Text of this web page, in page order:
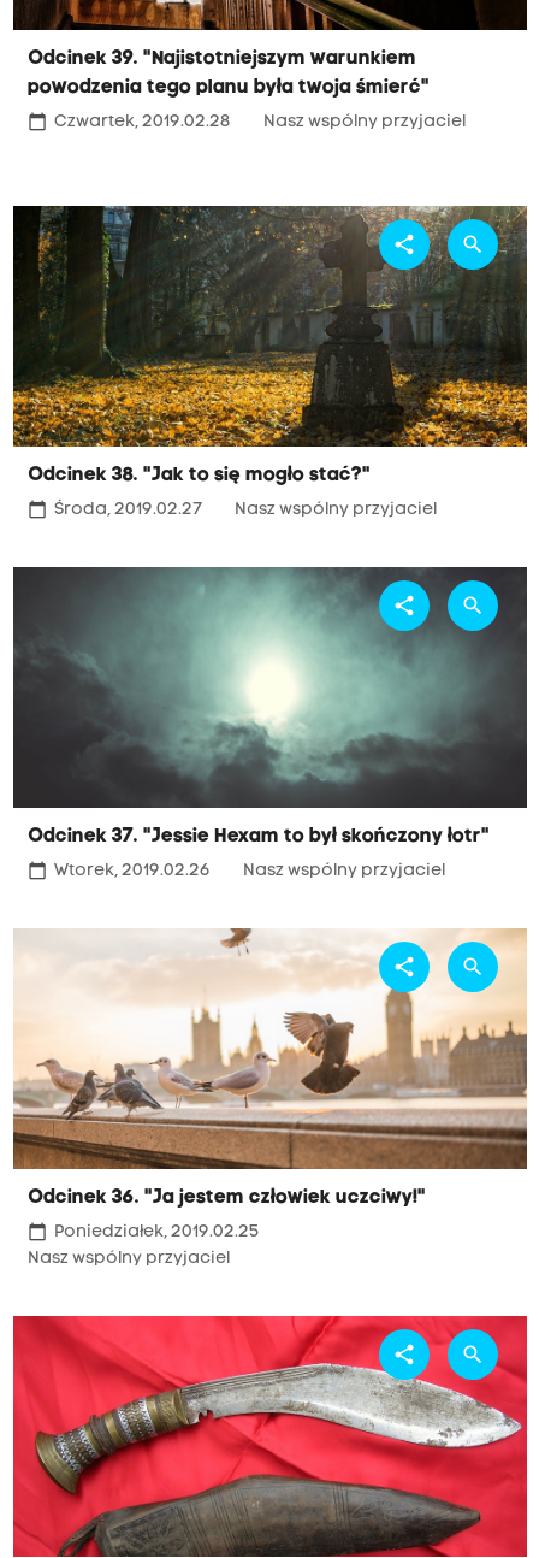
Odcinek 39. "Najistotniejszym warunkiem
powodzenia tego planu była twoja śmierć"
calendar_today Czwartek, 2019.02.28 Nasz wspólny przyjaciel
Odcinek 38. "Jak to się mogło stać?"
calendar_today Środa, 2019.02.27 Nasz wspólny przyjaciel
share search
Odcinek 37. "Jessie Hexam to był skończony łotr"
calendar_today Wtorek, 2019.02.26 Nasz wspólny przyjaciel
share search
Odcinek 36. "Ja jestem człowiek uczciwy!"
calendar_today Poniedziałek, 2019.02.25
Nasz wspólny przyjaciel
share search
share search